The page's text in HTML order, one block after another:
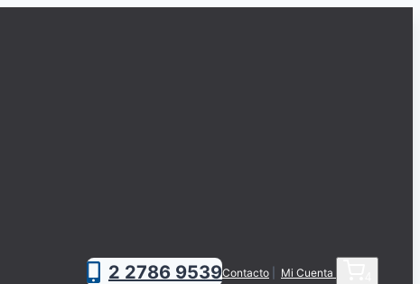
2 2786 9539Contacto Mi Cuenta